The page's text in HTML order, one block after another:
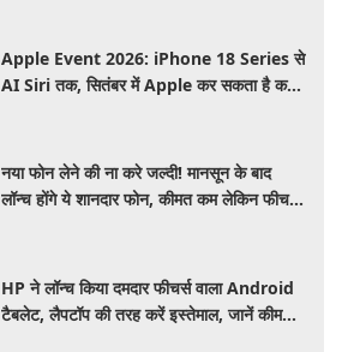
Apple Event 2026: iPhone 18 Series से
AI Siri तक, सितंबर में Apple कर सकता है कई
नया फोन लेने की ना करे जल्दी! मानसून के बाद
लॉन्च होंगे ये शानदार फोन, कीमत कम लेकिन फीचर्स
HP ने लॉन्च किया दमदार फीचर्स वाला Android
टैबलेट, लैपटॉप की तरह करें इस्तेमाल, जानें कीमत,